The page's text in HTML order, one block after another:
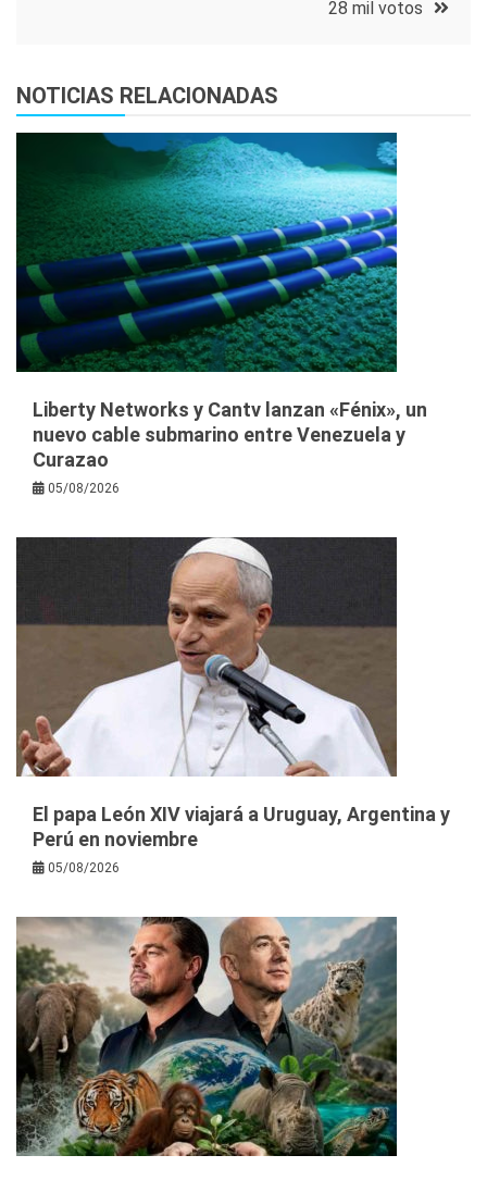
28 mil votos
NOTICIAS RELACIONADAS
Liberty Networks y Cantv lanzan «Fénix», un
nuevo cable submarino entre Venezuela y
Curazao
05/08/2026
El papa León XIV viajará a Uruguay, Argentina y
Perú en noviembre
05/08/2026